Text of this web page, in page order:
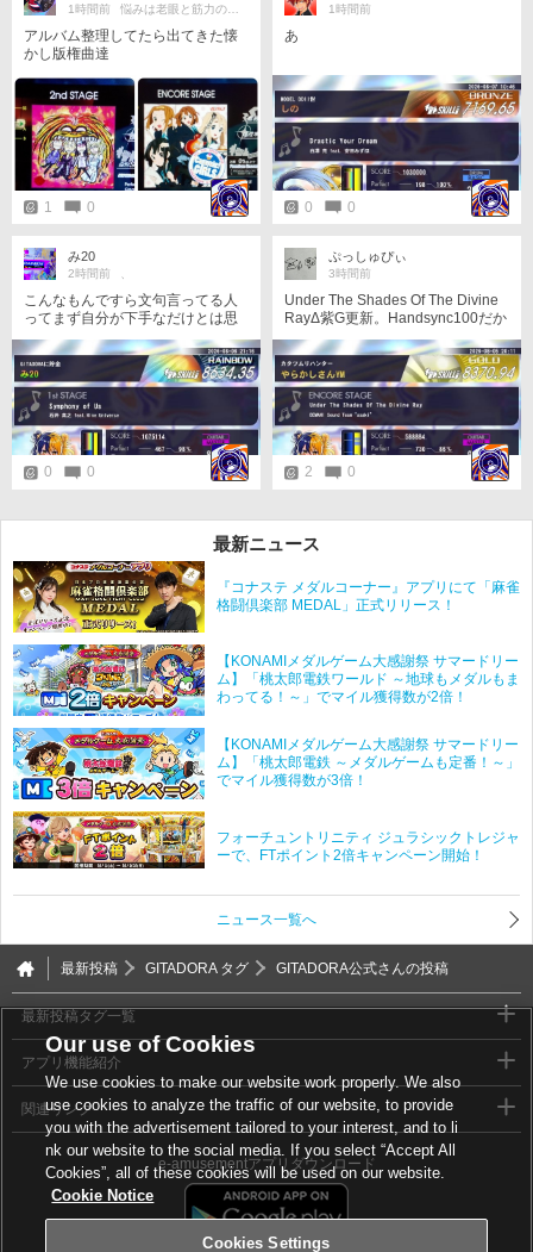
1時間前 悩みは老眼と筋力の衰え
アルバム整理してたら出てきた懐
かし版権曲達
1 0
1時間前
あ
0 0
み20
2時間前 、
こんなもんですら文句言ってる人
ってまず自分が下手なだけとは思
わないのか？ さすがにこれは8.3で
いいよ😅 対象入らんけど😨
0 0
ぷっしゅぴぃ
3時間前
Under The Shades Of The Divine
RayΔ紫G更新。Handsync100だか
ら伸びたのかよく分からん、旧作
の自己べの方が高い気がしないで
もない。 相変わらず2フレーズ目
の6-3-3オルタは成功率が高い。
2 0
最新ニュース
『コナステ メダルコーナー』アプリにて「麻雀
格闘倶楽部 MEDAL」正式リリース！
【KONAMIメダルゲーム大感謝祭 サマードリー
ム】「桃太郎電鉄ワールド ～地球もメダルもま
わってる！～」でマイル獲得数が2倍！
【KONAMIメダルゲーム大感謝祭 サマードリー
ム】「桃太郎電鉄 ～メダルゲームも定番！～」
でマイル獲得数が3倍！
フォーチュントリニティ ジュラシックトレジャ
ーで、FTポイント2倍キャンペーン開始！
ニュース一覧へ
最新投稿 GITADORA タグ GITADORA公式さんの投稿
最新投稿タグ一覧
アプリ機能紹介
関連リンク
e-amusementアプリダウンロード
Our use of Cookies
We use cookies to make our website work properly. We also
use cookies to analyze the traffic of our website, to provide
you with the advertisement tailored to your interest, and to li
nk our website to the social media. If you select “Accept All
Cookies”, all of these cookies will be used on our website.
Cookie Notice
Cookies Settings